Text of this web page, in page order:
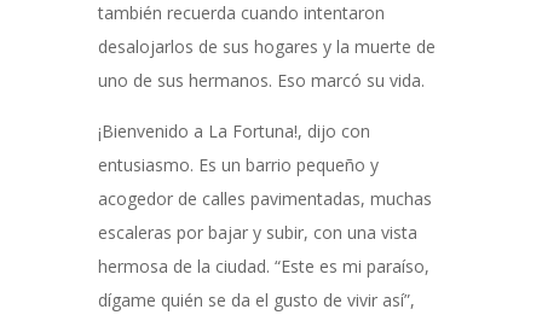
también recuerda cuando intentaron
desalojarlos de sus hogares y la muerte de
uno de sus hermanos. Eso marcó su vida.
¡Bienvenido a La Fortuna!, dijo con
entusiasmo. Es un barrio pequeño y
acogedor de calles pavimentadas, muchas
escaleras por bajar y subir, con una vista
hermosa de la ciudad. “Este es mi paraíso,
dígame quién se da el gusto de vivir así”,